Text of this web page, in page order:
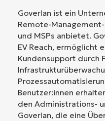
Goverlan ist ein
Remote-
und MSPs anbietet.
EV Reach, ermöglicht
Kundensupport durch
Benutzer:innen
den Administrations-
Goverlan, die eine